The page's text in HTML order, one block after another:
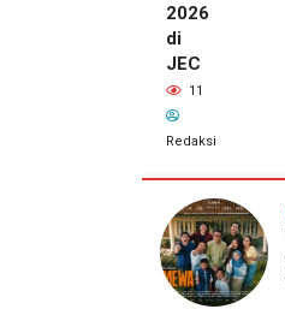
2026
di
JEC
11
Redaksi
15 jam lalu
SMSI Eks
Karesidenan
Pati